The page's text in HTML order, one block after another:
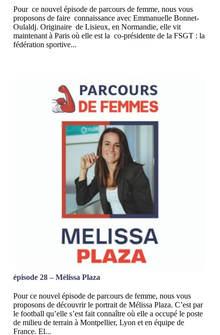
Pour ce nouvel épisode de parcours de femme, nous vous
proposons de faire connaissance avec Emmanuelle Bonnet-
Oulaldj. Originaire de Lisieux, en Normandie, elle vit
maintenant à Paris où elle est la co-présidente de la FSGT : la
fédération sportive...
épisode 28 – Mélissa Plaza
Pour ce nouvel épisode de parcours de femme, nous vous
proposons de découvrir le portrait de Mélissa Plaza. C’est par
le football qu’elle s’est fait connaître où elle a occupé le poste
de milieu de terrain à Montpellier, Lyon et en équipe de
France. El...